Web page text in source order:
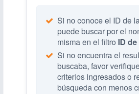
Si no conoce el ID de
puede buscar por el
misma en el filtro ID
Si no encuentra el
buscaba, favor
criterios ingresados o
búsqueda con menos